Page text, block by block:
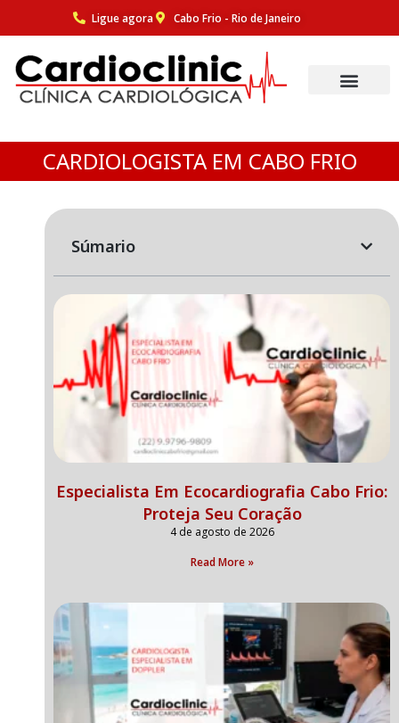
para
o
Ligue agora Cabo Frio - Rio de Janeiro
CARDIOLOGISTA EM CABO FRIO
Súmario
Especialista Em Ecocardiografia Cabo Frio:
Proteja Seu Coração
4 de agosto de 2026
Read More »